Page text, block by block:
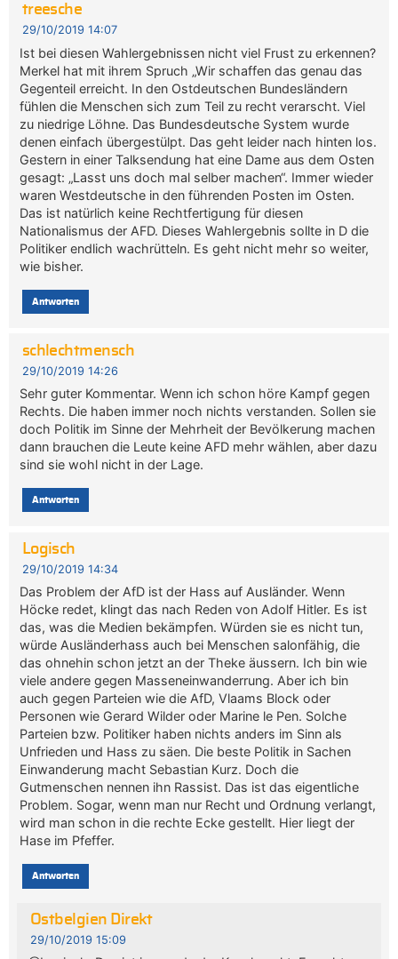
treesche
29/10/2019 14:07
Ist bei diesen Wahlergebnissen nicht viel Frust zu erkennen?
Merkel hat mit ihrem Spruch „Wir schaffen das genau das
Gegenteil erreicht. In den Ostdeutschen Bundesländern
fühlen die Menschen sich zum Teil zu recht verarscht. Viel
zu niedrige Löhne. Das Bundesdeutsche System wurde
denen einfach übergestülpt. Das geht leider nach hinten los.
Gestern in einer Talksendung hat eine Dame aus dem Osten
gesagt: „Lasst uns doch mal selber machen“. Immer wieder
waren Westdeutsche in den führenden Posten im Osten.
Das ist natürlich keine Rechtfertigung für diesen
Nationalismus der AFD. Dieses Wahlergebnis sollte in D die
Politiker endlich wachrütteln. Es geht nicht mehr so weiter,
wie bisher.
Antworten
schlechtmensch
29/10/2019 14:26
Sehr guter Kommentar. Wenn ich schon höre Kampf gegen
Rechts. Die haben immer noch nichts verstanden. Sollen sie
doch Politik im Sinne der Mehrheit der Bevölkerung machen
dann brauchen die Leute keine AFD mehr wählen, aber dazu
sind sie wohl nicht in der Lage.
Antworten
Logisch
29/10/2019 14:34
Das Problem der AfD ist der Hass auf Ausländer. Wenn
Höcke redet, klingt das nach Reden von Adolf Hitler. Es ist
das, was die Medien bekämpfen. Würden sie es nicht tun,
würde Ausländerhass auch bei Menschen salonfähig, die
das ohnehin schon jetzt an der Theke äussern. Ich bin wie
viele andere gegen Masseneinwanderrung. Aber ich bin
auch gegen Parteien wie die AfD, Vlaams Block oder
Personen wie Gerard Wilder oder Marine le Pen. Solche
Parteien bzw. Politiker haben nichts anders im Sinn als
Unfrieden und Hass zu säen. Die beste Politik in Sachen
Einwanderung macht Sebastian Kurz. Doch die
Gutmenschen nennen ihn Rassist. Das ist das eigentliche
Problem. Sogar, wenn man nur Recht und Ordnung verlangt,
wird man schon in die rechte Ecke gestellt. Hier liegt der
Hase im Pfeffer.
Antworten
Ostbelgien Direkt
29/10/2019 15:09